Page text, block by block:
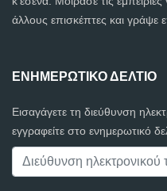
άλλους επισκέπτες και γράψε
ΕΝΗΜΕΡΩΤΙΚΌ ΔΕΛΤΊΟ
Εισαγάγετε τη διεύθυνση
εγγραφείτε στο ενημερωτικό